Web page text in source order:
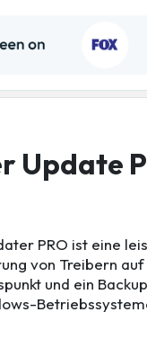
Update
PRO ist eine
von Treibern
und ein